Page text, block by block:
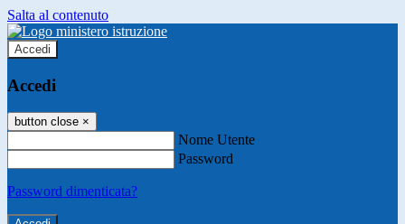
Salta al contenuto
Accedi
Accedi
button close ×
Nome Utente
Password
Password dimenticata?